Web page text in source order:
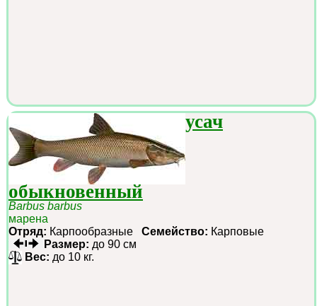
усач
обыкновенный
Barbus barbus
марена
Отряд: Карпообразные Семейство: Карповые
Размер: до 90 см
Вес: до 10 кг.